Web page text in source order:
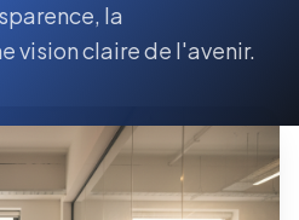
la
vision claire de l'avenir.